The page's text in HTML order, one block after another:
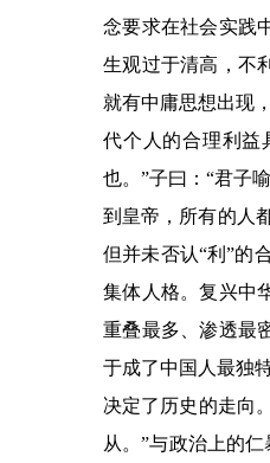
念要求在社会实践
生观过于清高，不
就有中庸思想出现
代个人的合理利益
也。”子曰：“君子
到皇帝，所有的人
但并未否认“利”的
集体人格。复兴中
重叠最多、渗透最
于成了中国人最独
决定了历史的走向
从。”与政治上的仁